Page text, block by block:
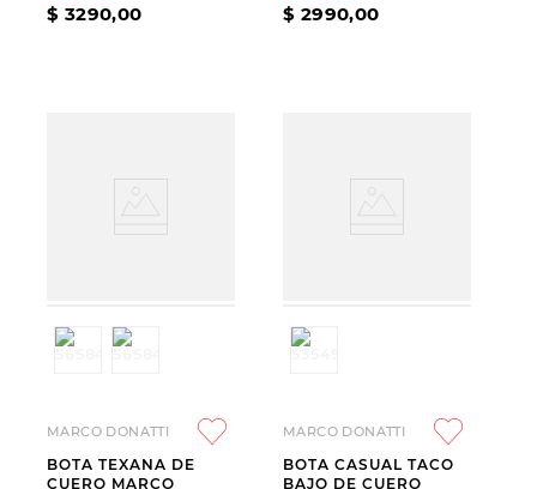
$ 3290,00 $ 2990,00
MARCO DONATTI
BOTA TEXANA DE
CUERO MARCO
MARCO DONATTI
BOTA CASUAL TACO
BAJO DE CUERO